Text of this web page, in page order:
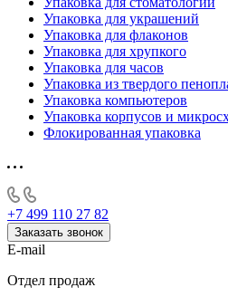
Упаковка для украшений
Упаковка для флаконов
Упаковка для хрупкого
Упаковка для часов
Упаковка из твердого
Упаковка компьютеров
Упаковка корпусов и
Флокированная упаковка
+7 499 110 27 82
Заказать звонок
E-mail
Отдел продаж